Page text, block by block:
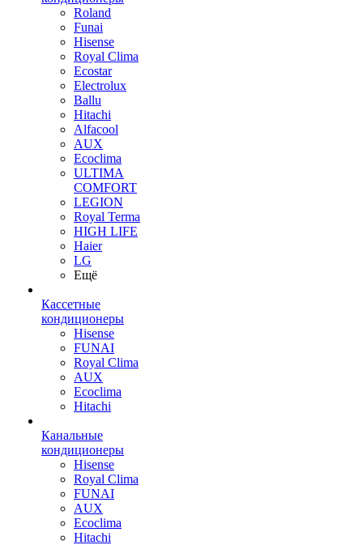
Roland
Funai
Hisense
Royal Clima
Ecostar
Electrolux
Ballu
Hitachi
Alfacool
AUX
Ecoclima
ULTIMA
COMFORT
LEGION
Royal Terma
HIGH LIFE
Haier
LG
Ещё
Кассетные
кондиционеры
Hisense
FUNAI
Royal Clima
AUX
Ecoclima
Hitachi
Канальные
кондиционеры
Hisense
Royal Clima
FUNAI
AUX
Ecoclima
Hitachi